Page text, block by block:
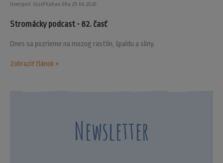
Uverejnil: Jozef Kahan dňa 29.06.2020
Stromácky podcast - 82. časť
Dnes sa pozrieme na mozog rastlín, špaldu a sliny.
Zobraziť článok »
Newsletter